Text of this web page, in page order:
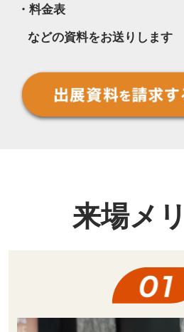
・料金表
などの資料をお送りします
来場メ